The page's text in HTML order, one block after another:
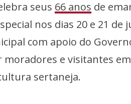
seus 66 anos de
nos dias 20 e 21
com apoio do
e visitantes
sertaneja.